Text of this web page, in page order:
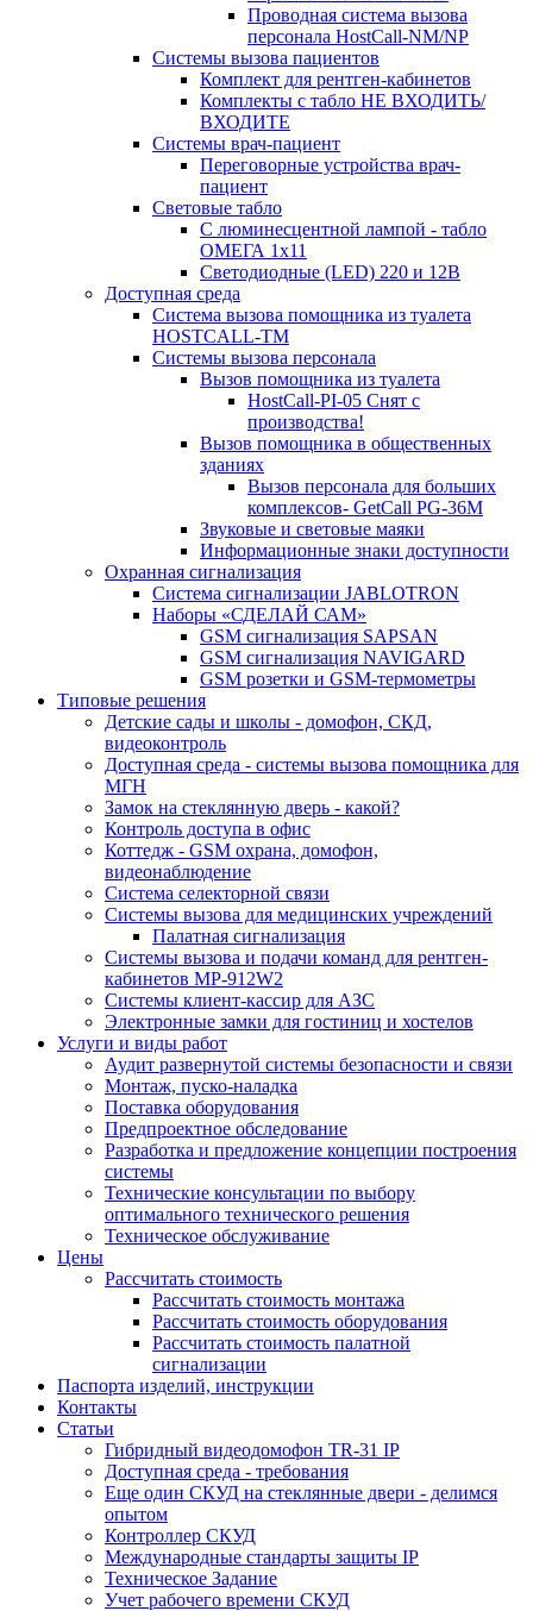
Проводная система вызова
персонала HostCall-NM/NP
Системы вызова пациентов
Комплект для рентген-кабинетов
Комплекты с табло НЕ ВХОДИТЬ/
ВХОДИТЕ
Системы врач-пациент
Переговорные устройства врач-
пациент
Световые табло
С люминесцентной лампой - табло
ОМЕГА 1х11
Светодиодные (LED) 220 и 12В
Доступная среда
Система вызова помощника из туалета
HOSTCALL-TM
Системы вызова персонала
Вызов помощника из туалета
HostCall-PI-05 Снят с
производства!
Вызов помощника в общественных
зданиях
Вызов персонала для больших
комплексов- GetCall PG-36M
Звуковые и световые маяки
Информационные знаки доступности
Охранная сигнализация
Система сигнализации JABLOTRON
Наборы «СДЕЛАЙ САМ»
GSM сигнализация SAPSAN
GSM сигнализация NAVIGARD
GSM розетки и GSM-термометры
Типовые решения
Детские сады и школы - домофон, СКД,
видеоконтроль
Доступная среда - системы вызова помощника для
МГН
Замок на стеклянную дверь - какой?
Контроль доступа в офис
Коттедж - GSM охрана, домофон,
видеонаблюдение
Система селекторной связи
Системы вызова для медицинских учреждений
Палатная сигнализация
Системы вызова и подачи команд для рентген-
кабинетов MP-912W2
Системы клиент-кассир для АЗС
Электронные замки для гостиниц и хостелов
Услуги и виды работ
Аудит развернутой системы безопасности и связи
Монтаж, пуско-наладка
Поставка оборудования
Предпроектное обследование
Разработка и предложение концепции построения
системы
Технические консультации по выбору
оптимального технического решения
Техническое обслуживание
Цены
Рассчитать стоимость
Рассчитать стоимость монтажа
Рассчитать стоимость оборудования
Рассчитать стоимость палатной
сигнализации
Паспорта изделий, инструкции
Контакты
Статьи
Гибридный видеодомофон TR-31 IP
Доступная среда - требования
Еще один СКУД на стеклянные двери - делимся
опытом
Контроллер СКУД
Международные стандарты защиты IP
Техническое Задание
Учет рабочего времени СКУД